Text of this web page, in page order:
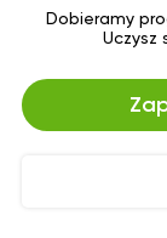
Dobieramy
Uczysz